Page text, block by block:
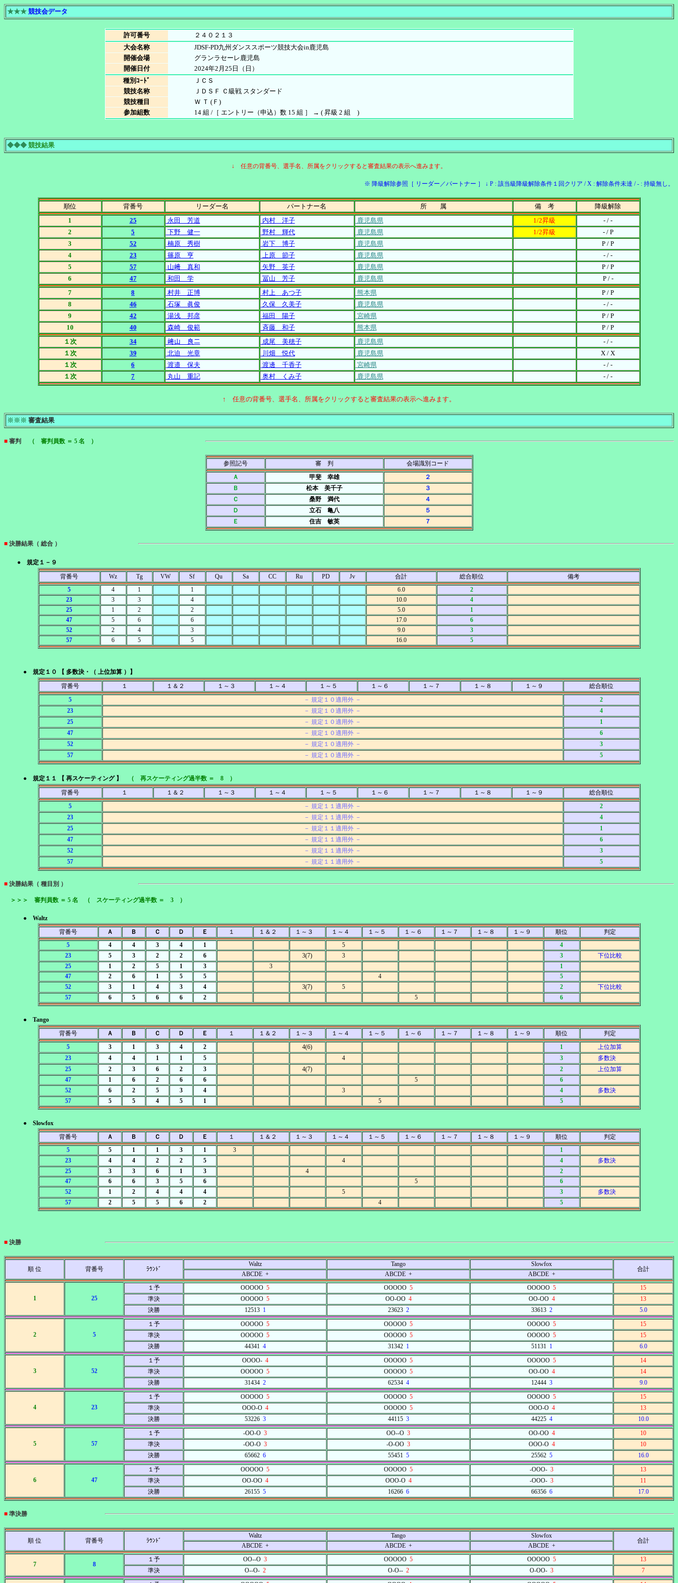
★★★ 競技会データ
許可番号
２４０２１３
大会名称
JDSF-PD九州ダンススポーツ競技大会in鹿児島
開催会場
グランラセーレ鹿児島
開催日付
2024年2月25日（日）
種別ｺｰﾄﾞ
ＪＣＳ
競技名称
ＪＤＳＦ Ｃ級戦 スタンダード
競技種目
Ｗ Ｔ (Ｆ)
参加組数
14 組 /［ エントリー（申込）数 15 組 ］ → ( 昇級 2 組 )
◆◆◆ 競技結果
↓ 任意の背番号、選手名、所属をクリックすると審査結果の表示へ進みます。
※ 降級解除参照［ リーダー／パートナー ］ ↓ P : 該当級降級解除条件１回クリア / X : 解除条件未達 / - : 持級無し。
順位 背番号 リーダー名 パートナー名 所 属 備 考
降級解除
1
25 永田 芳道 内村 洋子 鹿児島県 1/2昇級
- / -
2
5 下野 健一 野村 輝代 鹿児島県 1/2昇級
- / P
3
52 楠原 秀樹 岩下 博子 鹿児島県
P / P
4
23 篠原 亨 上原 節子 鹿児島県
- / -
5
57 山﨑 真和 矢野 英子 鹿児島県
P / P
6
47 和田 学 冨山 芳子 鹿児島県
P / -
7
8 村井 正博 村上 あつ子 熊本県
P / P
8
46 石塚 眞俊 久保 久美子 鹿児島県
- / -
9
42 湯浅 邦彦 福田 陽子 宮崎県
P / P
10
40 森崎 俊範 斉藤 和子 熊本県
P / P
１次
34 﨑山 良二 成尾 美穂子 鹿児島県
- / -
１次
39 北迫 光章 川畑 悦代 鹿児島県
X / X
１次
6 渡邉 保夫 渡邊 千香子 宮崎県
- / -
１次
7 丸山 重記 奥村 くみ子 鹿児島県 - / -
↑ 任意の背番号、選手名、所属をクリックすると審査結果の表示へ進みます。
※※※ 審査結果
■ 審判 （ 審判員数 ＝ 5 名 ）
参照記号 審 判
会場識別コード
Ａ
甲斐 幸雄
２
Ｂ
松本 美千子
３
Ｃ
桑野 満代
４
Ｄ
立石 亀八
５
Ｅ
住吉 敏英 ７
■ 決勝結果（ 総合 ）
● 規定１－９
背番号
Wz Tg VW Sf Qu Sa CC Ru PD Jv 合計 総合順位
備考
5
4 1 1 6.0
2
23
3 3 4 10.0
4
25
1 2 2 5.0
1
47
5 6 6 17.0
6
52
2 4 3 9.0
3
57
6 5 5 16.0 5
● 規定１０ 【 多数決・（ 上位加算 ）】
背番号
１ １＆２ １～３ １～４ １～５ １～６ １～７ １～８ １～９
総合順位
5
－ 規定１０適用外 －
2
23
－ 規定１０適用外 －
4
25
－ 規定１０適用外 －
1
47
－ 規定１０適用外 －
6
52
－ 規定１０適用外 －
3
57
－ 規定１０適用外 － 5
● 規定１１ 【 再スケーティング 】
（ 再スケーティング過半数 ＝ 8 ）
背番号
１ １＆２ １～３ １～４ １～５ １～６ １～７ １～８ １～９
総合順位
5
－ 規定１１適用外 －
2
23
－ 規定１１適用外 －
4
25
－ 規定１１適用外 －
1
47
－ 規定１１適用外 －
6
52
－ 規定１１適用外 －
3
57
－ 規定１１適用外 － 5
■ 決勝結果（ 種目別 ）
＞＞＞ 審判員数 ＝ 5 名 （ スケーティング過半数 ＝ 3 ）
● Waltz
背番号
Ａ Ｂ Ｃ Ｄ Ｅ １ １＆２ １～３ １～４ １～５ １～６ １～７ １～８ １～９ 順位
判定
5
4 4 3 4 1 5
4
23
5 3 2 2 6 3(7) 3 3
下位比較
25
1 2 5 1 3 3
1
47
2 6 1 5 5 4
5
52
3 1 4 3 4 3(7) 5 2
下位比較
57
6 5 6 6 2 5 6
● Tango
背番号
Ａ Ｂ Ｃ Ｄ Ｅ １ １＆２ １～３ １～４ １～５ １～６ １～７ １～８ １～９ 順位
判定
5
3 1 3 4 2 4(6) 1
上位加算
23
4 4 1 1 5 4 3
多数決
25
2 3 6 2 3 4(7) 2
上位加算
47
1 6 2 6 6 5
6
52
6 2 5 3 4 3 4
多数決
57
5 5 4 5 1 5 5
● Slowfox
背番号
Ａ Ｂ Ｃ Ｄ Ｅ １ １＆２ １～３ １～４ １～５ １～６ １～７ １～８ １～９ 順位
判定
5
5 1 1 3 1 3
1
23
4 4 2 2 5 4 4
多数決
25
3 3 6 1 3 4
2
47
6 6 3 5 6 5
6
52
1 2 4 4 4 5 3
多数決
57
2 5 5 6 2 4 5
■ 決勝
順 位 背番号 ﾗｳﾝﾄﾞ
Waltz Tango Slowfox
合計
ABCDE + ABCDE + ABCDE +
1 25
１予 OOOOO 5 OOOOO 5 OOOOO 5
15
準決
OOOOO 5 OO-OO4 OO-OO4
13
決勝
125131 236232 336132 5.0
2 5
１予 OOOOO 5 OOOOO 5 OOOOO 5
15
準決
OOOOO 5 OOOOO 5 OOOOO 5
15
決勝
443414 313421 511311 6.0
3 52
１予 OOOO-4 OOOOO 5 OOOOO 5
14
準決
OOOOO 5 OOOOO 5 OO-OO4
14
決勝
314342 625344 124443 9.0
4 23
１予 OOOOO 5 OOOOO 5 OOOOO 5
15
準決
OOO-O4 OOOOO 5 OOO-O4
13
決勝
532263 441153 442254 10.0
5 57
１予 -OO-O 3 OO--O 3 OO-OO4
10
準決
-OO-O 3 -O-OO 3 OOO-O4
10
決勝
656626 554515 255625 16.0
6 47
１予 OOOOO 5 OOOOO 5 -OOO- 3
13
準決
OO-OO4 OOO-O4 -OOO- 3
11
決勝
261555 162666 663566 17.0
■ 準決勝
順 位 背番号 ﾗｳﾝﾄﾞ
Waltz Tango Slowfox
合計
ABCDE + ABCDE + ABCDE +
7 8
１予 OO--O 3 OOOOO 5 OOOOO 5
13
準決
O--O-2 O-O--2 O-OO- 3
7